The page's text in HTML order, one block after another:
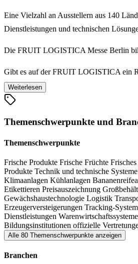
Eine Vielzahl an Ausstellern aus 140
Dienstleistungen und technischen
Die FRUIT LOGISTICA Messe Berlin
Gibt es auf der FRUIT LOGISTICA ein
Im umfangreichen fachlichen
und diskutiert.
Die FRUIT LOGISTICA Berlin bietet
Weiterlesen
Themenschwerpunkte und
Themenschwerpunkte
Frische Produkte Frische Früchte
Produkte Technik und technische Systeme
Klimaanlagen Kühlanlagen
Etikettieren Preisauszeichnung
Gewächshaustechnologie Logistik
Erzeugerversteigerungen Tracking-
Dienstleistungen
Bildungsinstitutionen offizielle
Alle 80 Themenschwerpunkte anzeigen
Branchen